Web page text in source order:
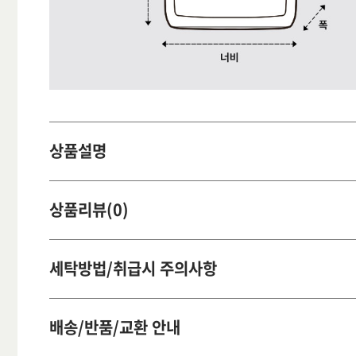
상품설명
상품리뷰(0)
세탁방법/취급시 주의사항
배송/반품/교환 안내